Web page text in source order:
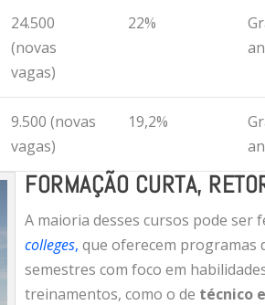
24.500
(novas
vagas)
22%
9.500 (novas
vagas)
19,2%
FORMAÇÃO CURTA,
A maioria desses cursos pode ser
colleges, que oferecem programas
semestres com foco em
treinamentos, como o de técnico